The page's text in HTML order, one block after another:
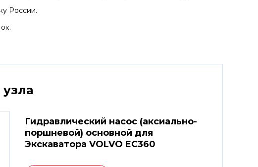
России.
Гидравлический насос (аксиально-
поршневой) основной для
Экскаватора VOLVO EC360